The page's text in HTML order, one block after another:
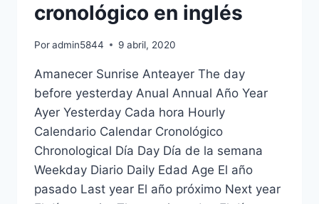
cronológico en inglés
Poradmin5844 9 abril, 2020
Amanecer Sunrise Anteayer The day
before yesterday Anual Annual Año Year
Ayer Yesterday Cada hora Hourly
Calendario Calendar Cronológico
Chronological Día Day Día de la semana
Weekday Diario Daily Edad Age El año
pasado Last year El año próximo Next year